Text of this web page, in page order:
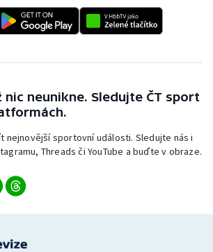
neunikne. Sledujte ČT sport
nejnovější sportovní události. Sledujte nás i
Threads či YouTube a buďte v obraze.